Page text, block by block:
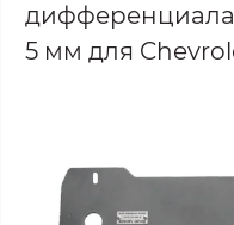
5 мм для